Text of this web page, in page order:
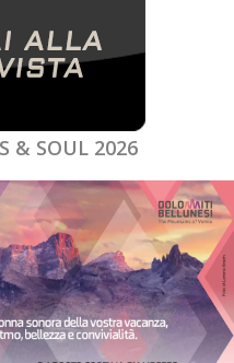
& SOUL 2026